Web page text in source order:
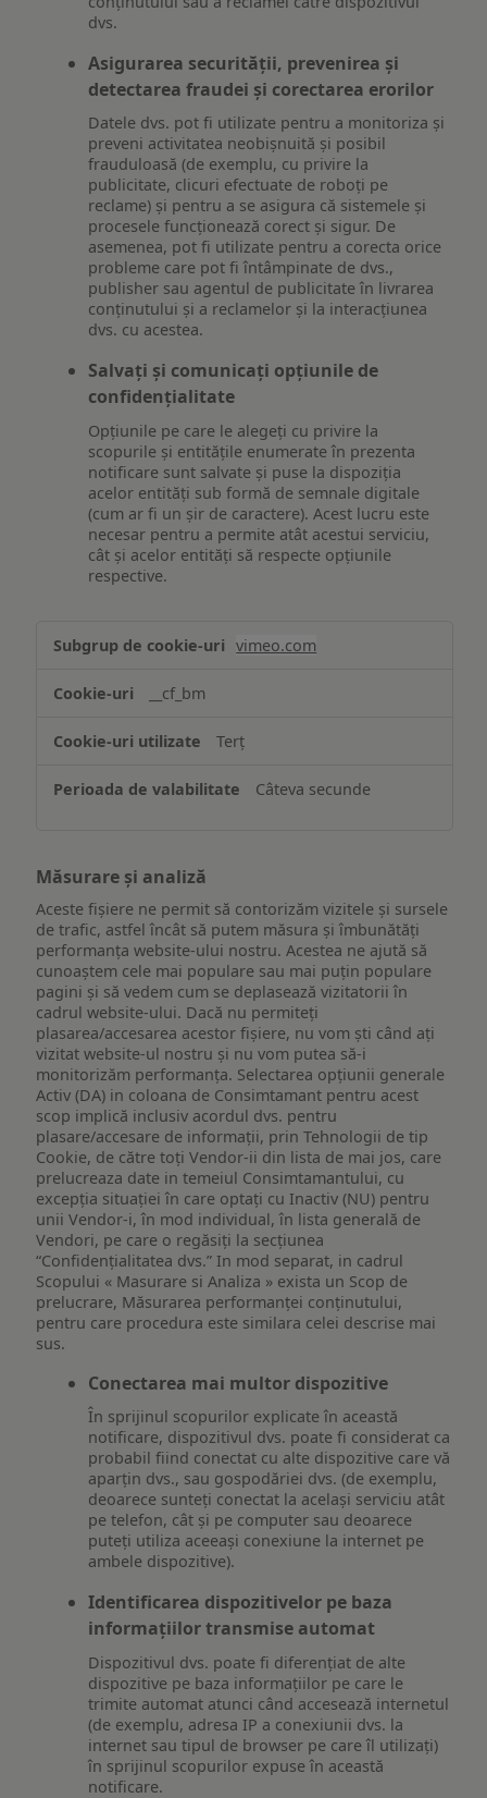
dvs.
Asigurarea securității, prevenirea și
detectarea fraudei și corectarea erorilor
Datele dvs. pot fi utilizate pentru a monitoriza și
preveni activitatea neobișnuită și posibil
frauduloasă (de exemplu, cu privire la
publicitate, clicuri efectuate de roboți pe
reclame) și pentru a se asigura că sistemele și
procesele funcționează corect și sigur. De
asemenea, pot fi utilizate pentru a corecta orice
probleme care pot fi întâmpinate de dvs.,
publisher sau agentul de publicitate în livrarea
conținutului și a reclamelor și la interacțiunea
dvs. cu acestea.
Salvați și comunicați opțiunile de
confidențialitate
Opțiunile pe care le alegeți cu privire la
scopurile și entitățile enumerate în prezenta
notificare sunt salvate și puse la dispoziția
acelor entități sub formă de semnale digitale
(cum ar fi un șir de caractere). Acest lucru este
necesar pentru a permite atât acestui serviciu,
cât și acelor entități să respecte opțiunile
respective.
funcționalităților
ului
vimeo.com
__cf_bm
Terț
Câteva secunde
Măsurare și analiză
Aceste fișiere ne permit să contorizăm vizitele și sursele
de trafic, astfel încât să putem măsura și îmbunătăți
performanța website-ului nostru. Acestea ne ajută să
cunoaștem cele mai populare sau mai puțin populare
pagini și să vedem cum se deplasează vizitatorii în
cadrul website-ului. Dacă nu permiteți
plasarea/accesarea acestor fișiere, nu vom ști când ați
vizitat website-ul nostru și nu vom putea să-i
monitorizăm performanța. Selectarea opțiunii generale
Activ (DA) in coloana de Consimtamant pentru acest
scop implică inclusiv acordul dvs. pentru
plasare/accesare de informații, prin Tehnologii de tip
Cookie, de către toți Vendor-ii din lista de mai jos, care
prelucreaza date in temeiul Consimtamantului, cu
excepția situației în care optați cu Inactiv (NU) pentru
unii Vendor-i, în mod individual, în lista generală de
Vendori, pe care o regăsiți la secțiunea
“Confidențialitatea dvs.” In mod separat, in cadrul
Scopului « Masurare si Analiza » exista un Scop de
prelucrare, Măsurarea performanței conținutului,
pentru care procedura este similara celei descrise mai
sus.
Conectarea mai multor dispozitive
În sprijinul scopurilor explicate în această
notificare, dispozitivul dvs. poate fi considerat ca
probabil fiind conectat cu alte dispozitive care vă
aparțin dvs., sau gospodăriei dvs. (de exemplu,
deoarece sunteți conectat la același serviciu atât
pe telefon, cât și pe computer sau deoarece
puteți utiliza aceeași conexiune la internet pe
ambele dispozitive).
Identificarea dispozitivelor pe baza
informațiilor transmise automat
Dispozitivul dvs. poate fi diferențiat de alte
dispozitive pe baza informațiilor pe care le
trimite automat atunci când accesează internetul
(de exemplu, adresa IP a conexiunii dvs. la
internet sau tipul de browser pe care îl utilizați)
în sprijinul scopurilor expuse în această
notificare.